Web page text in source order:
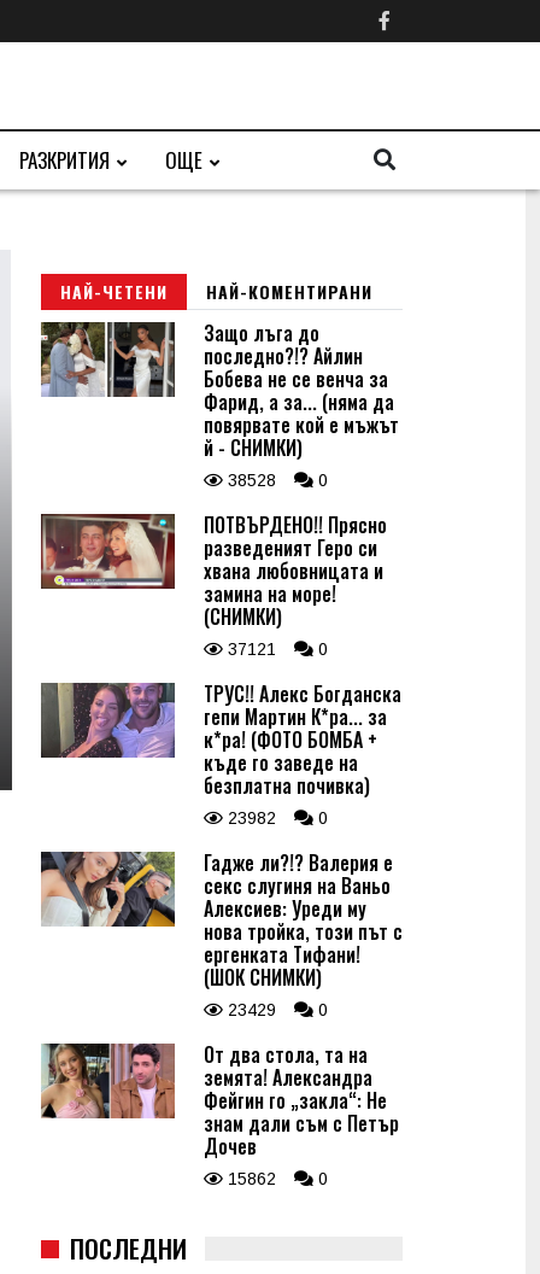
РАЗКРИТИЯ ОЩЕ
НАЙ-ЧЕТЕНИ НАЙ-КОМЕНТИРАНИ
Защо лъга до
последно?!? Айлин
Бобева не се венча за
Фарид, а за... (няма да
повярвате кой е мъжът
й - СНИМКИ)
38528 0
ПОТВЪРДЕНО!! Прясно
разведеният Геро си
хвана любовницата и
замина на море!
(СНИМКИ)
37121 0
ТРУС!! Алекс Богданска
гепи Мартин К*ра... за
к*ра! (ФОТО БОМБА +
къде го заведе на
безплатна почивка)
23982 0
Гадже ли?!? Валерия е
секс слугиня на Ваньо
Алексиев: Уреди му
нова тройка, този път с
ергенката Тифани!
(ШОК СНИМКИ)
23429 0
От два стола, та на
земята! Александра
Фейгин го „закла“: Не
знам дали съм с Петър
Дочев
15862 0
ПОСЛЕДНИ